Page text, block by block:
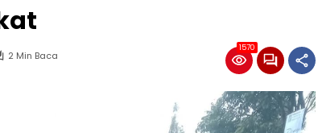
2 Min Baca
1570